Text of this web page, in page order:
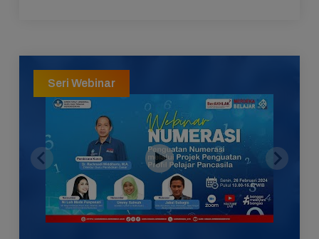
Seri Webinar